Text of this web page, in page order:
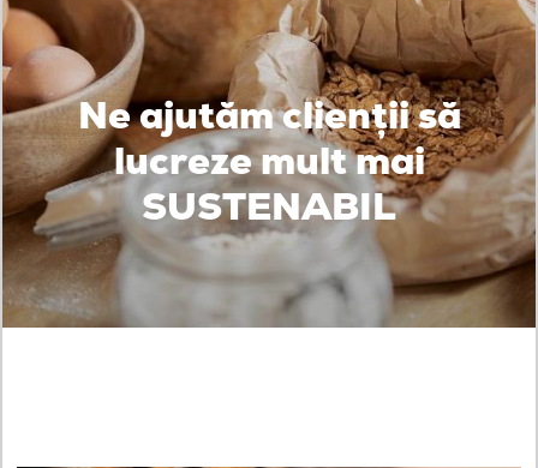
Ne ajutăm clienții să
lucreze mult mai
SUSTENABIL